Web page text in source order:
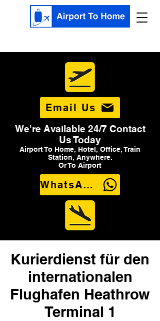
Email Us
We're Available 24/7 Contact
Us Today
Airport To Home, Hotel, Office, Train
Station, Anywhere.
Or To Airport
WhatsApp Us
Kurierdienst für den
internationalen
Flughafen Heathrow
Terminal 1